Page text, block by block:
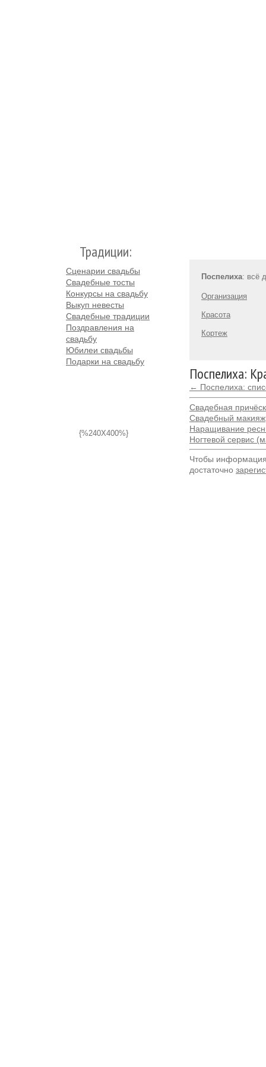
Традиции:
Сценарии свадьбы
Свадебные тосты
Конкурсы на свадьбу
Выкуп невесты
Свадебные традиции
Поздравления на
свадьбу
Юбилеи свадьбы
Подарки на свадьбу
{%240X400%}
Поспелиxа: всё
Организация
Красота
Кортеж
Поспелиxа:
← Поспелиxа:
Свадебная
Свадебный макияж
Наращивание
Ногтевой сервис
Чтобы
достаточно